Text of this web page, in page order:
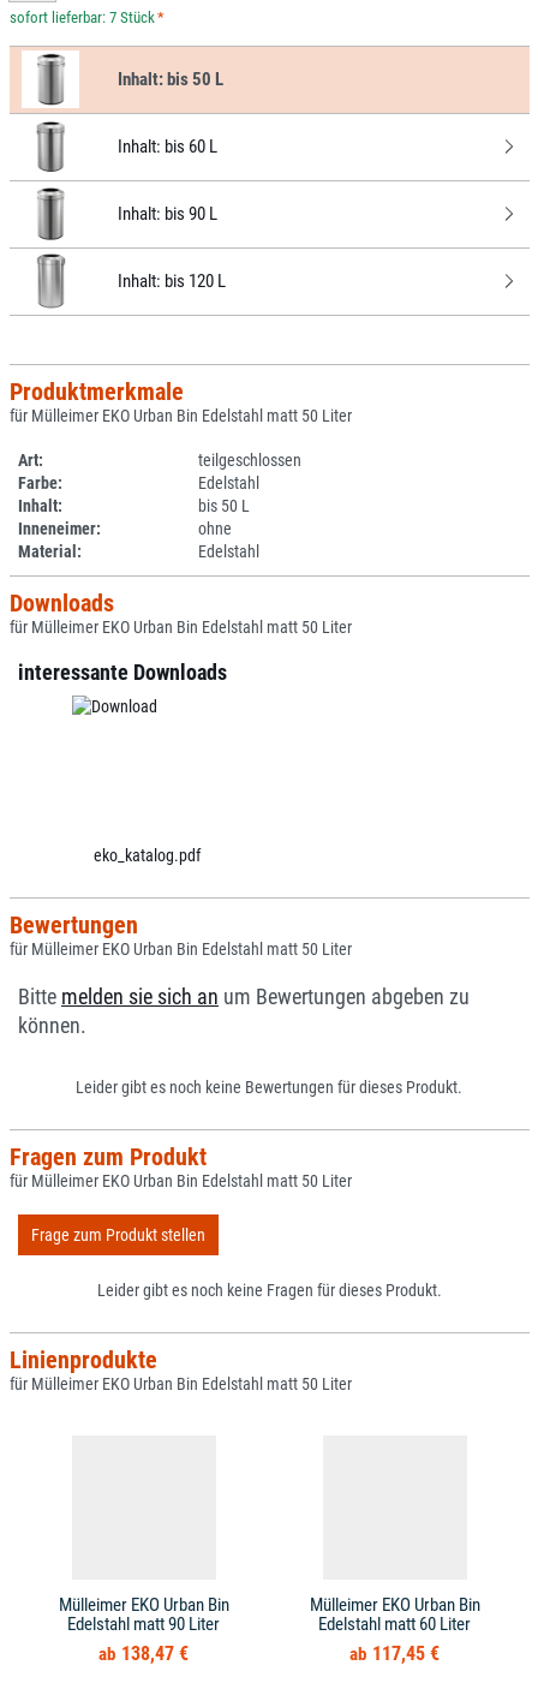
*
Inhalt:bis 50 L
Inhalt: bis 60 L
Inhalt: bis 90 L
Inhalt: bis 120 L
Produktmerkmale
für Mülleimer EKO Urban Bin Edelstahl matt 50 Liter
Art:
teilgeschlossen
Farbe:
Edelstahl
Inhalt:
bis 50 L
Inneneimer:
ohne
Material:
Edelstahl
Downloads
für Mülleimer EKO Urban Bin Edelstahl matt 50 Liter
interessante Downloads
eko_katalog.pdf
Bewertungen
für Mülleimer EKO Urban Bin Edelstahl matt 50 Liter
Bitte melden sie sich an um Bewertungen abgeben zu
können.
Leider gibt es noch keine Bewertungen für dieses Produkt.
Fragen zum Produkt
für Mülleimer EKO Urban Bin Edelstahl matt 50 Liter
Frage zum Produkt stellen
Leider gibt es noch keine Fragen für dieses Produkt.
Linienprodukte
für Mülleimer EKO Urban Bin Edelstahl matt 50 Liter
Mülleimer EKO Urban Bin
Edelstahl matt 90 Liter
138,47 €
Mülleimer EKO Urban Bin
Edelstahl matt 60 Liter
117,45 €